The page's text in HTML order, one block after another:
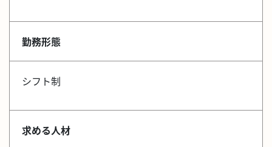
勤務形態
シフト制
求める人材